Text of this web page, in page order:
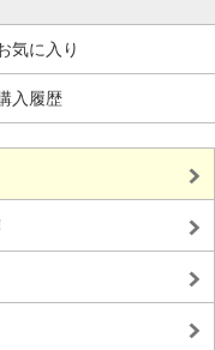
気に入り
入履歴